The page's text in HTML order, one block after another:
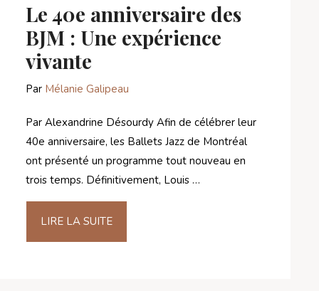
Le 40e anniversaire des
BJM : Une expérience
vivante
Par Mélanie Galipeau
Par Alexandrine Désourdy Afin de célébrer leur
40e anniversaire, les Ballets Jazz de Montréal
ont présenté un programme tout nouveau en
trois temps. Définitivement, Louis …
LIRE LA SUITE